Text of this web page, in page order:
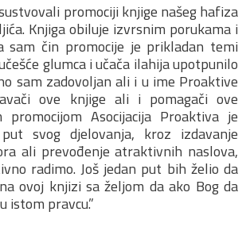
promociji knjige našeg hafiza
Knjiga obiluje izvrsnim porukama i
sam čin promocije je prikladan temi
glumca i učača ilahija upotpunilo
sam zadovoljan ali i u ime Proaktive
ove knjige ali i pomagači ove
promocijom Asocijacija Proaktiva je
svog djelovanja, kroz izdavanje
ali prevođenje atraktivnih naslova,
radimo. Još jedan put bih želio da
ovoj knjizi sa željom da ako Bog da
istom pravcu.”